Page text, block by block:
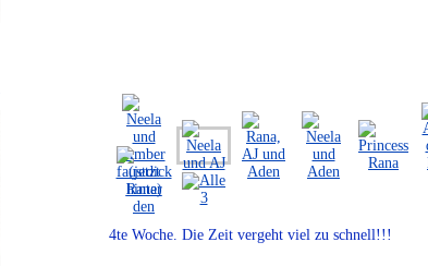
4te Woche. Die Zeit vergeht viel zu schnell!!!